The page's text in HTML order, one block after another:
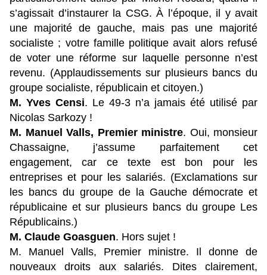
s’agissait d’instaurer la CSG. À l’époque, il y avait
une majorité de gauche, mais pas une majorité
socialiste ; votre famille politique avait alors refusé
de voter une réforme sur laquelle personne n’est
revenu. (Applaudissements sur plusieurs bancs du
groupe socialiste, républicain et citoyen.)
M. Yves Censi. Le 49-3 n’a jamais été utilisé par
Nicolas Sarkozy !
M. Manuel Valls, Premier ministre. Oui, monsieur
Chassaigne, j’assume parfaitement cet
engagement, car ce texte est bon pour les
entreprises et pour les salariés. (Exclamations sur
les bancs du groupe de la Gauche démocrate et
républicaine et sur plusieurs bancs du groupe Les
Républicains.)
M. Claude Goasguen. Hors sujet !
M. Manuel Valls, Premier ministre. Il donne de
nouveaux droits aux salariés. Dites clairement,